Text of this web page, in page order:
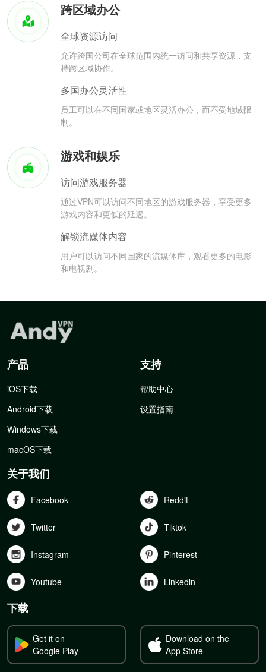
跨区域办公
全球资源访问
允许跨国公司在全球范围内统一访问和共享资源，支
持跨区域协作。
多国办公灵活性
员工可以在不同国家或地区灵活办公，而不受地域限
制。
游戏和娱乐
访问游戏服务器
通过VPN可以访问不同地区的游戏服务器，享受更多
游戏内容和更低的延迟。
解锁流媒体内容
用户可以访问不同国家的流媒体库，观看更多的电影
和电视剧。
产品
iOS下载
Android下载
Windows下载
macOS下载
支持
帮助中心
设置指南
关于我们
Facebook Reddit
Twitter Tiktok
Instagram Pinterest
Youtube Linkedln
下载
Get it on
Google Play
Download on the
App Store